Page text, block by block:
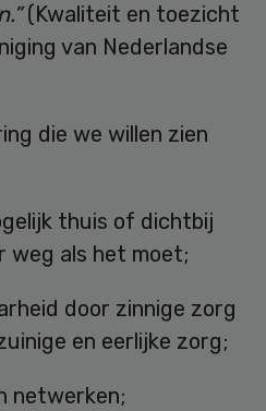
(Kwaliteit en toezicht
van Nederlandse
die we willen zien
thuis of dichtbij
weg als het moet;
door zinnige zorg
en eerlijke zorg;
netwerken;